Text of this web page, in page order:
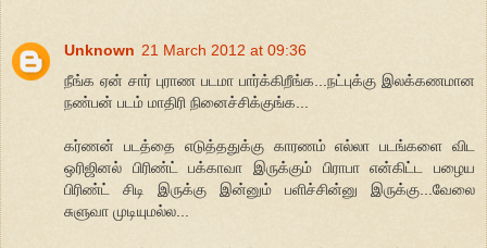
Unknown 21 March 2012 at 09:36
நீங்க ஏன் சார் புராண படமா பார்க்கிறீங்க...நட்புக்கு இலக்கணமான
நண்பன் படம் மாதிரி நினைச்சிக்குங்க...
கர்ணன் படத்தை எடுத்ததுக்கு காரணம் எல்லா படங்களை விட
ஒரிஜினல் பிரிண்ட் பக்காவா இருக்கும் பிராபா என்கிட்ட பழைய
பிரிண்ட் சிடி இருக்கு இன்னும் பளிச்சின்னு இருக்கு...வேலை
சுளுவா முடியுமல்ல...